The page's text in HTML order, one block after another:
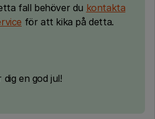
fall behöver du kontakta
för att kika på detta.
en god jul!